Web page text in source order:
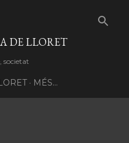
DE LLORET
societat
MÉS…